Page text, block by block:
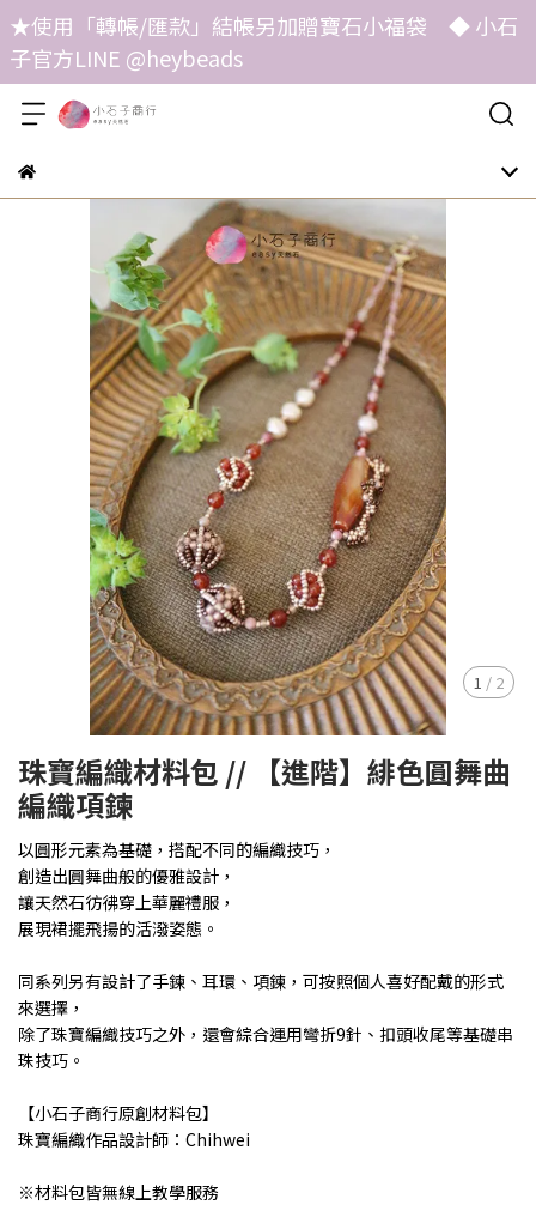
★使用「轉帳/匯款」結帳另加贈寶石小福袋 ◆ 小石
子官方LINE @heybeads
1 / 2
珠寶編織材料包 // 【進階】緋色圓舞曲
編織項鍊
以圓形元素為基礎，搭配不同的編織技巧，
創造出圓舞曲般的優雅設計，
讓天然石彷彿穿上華麗禮服，
展現裙擺飛揚的活潑姿態。
同系列另有設計了手鍊、耳環、項鍊，可按照個人喜好配戴的形式
來選擇，
除了珠寶編織技巧之外，還會綜合運用彎折9針、扣頭收尾等基礎串
珠技巧。
【小石子商行原創材料包】
珠寶編織作品設計師：Chihwei
※材料包皆無線上教學服務